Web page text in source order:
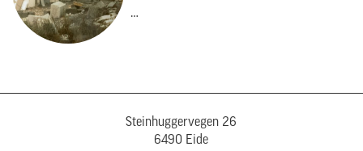
Steinhuggervegen 26
6490 Eide